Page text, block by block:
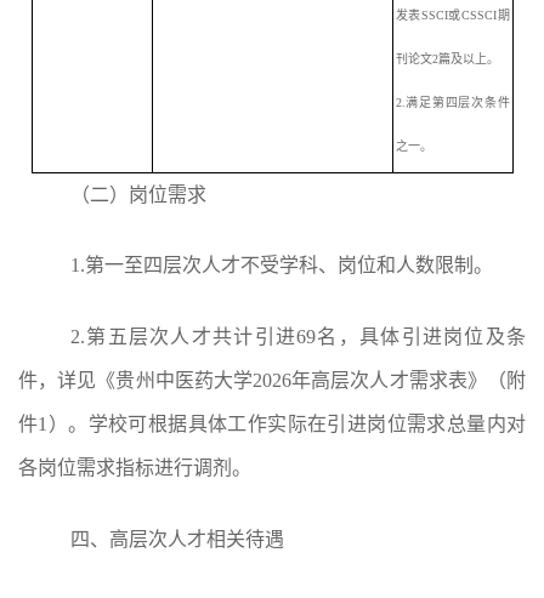
发表SSCI或CSSCI期
刊论文2篇及以上。
2.满足第四层次条件
之一。
（二）岗位需求
1.第一至四层次人才不受学科、岗位和人数限制。
2.第五层次人才共计引进69名，具体引进岗位及条
件，详见《贵州中医药大学2026年高层次人才需求表》（附
件1）。学校可根据具体工作实际在引进岗位需求总量内对
各岗位需求指标进行调剂。
四、高层次人才相关待遇